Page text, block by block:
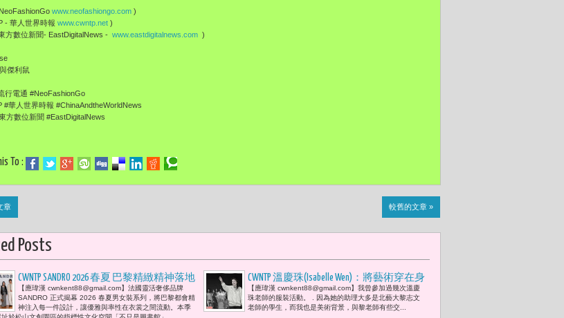
www.neofashiongo.com )
- 華人世界時報 www.cwntp.net )
方數位新聞- EastDigitalNews - www.eastdigitalnews.com )
傑利鼠
行電通 #NeoFashionGo
#華人世界時報 #ChinaAndtheWorldNews
方數位新聞 #EastDigitalNews
To :
章 較舊的文章 »
Posts
CWNTP SANDRO 2026 春夏 巴黎精緻精神落地
台北 婁峻碩與程予希分享書香與時尚共
構法國都會風格
【應瑋漢 cwnkent88@gmail.com】法國靈活奢侈品牌
SANDRO 正式揭幕 2026 春夏男女裝系列，將巴黎都會精
神注入每一件設計，讓優雅與率性在衣裳之間流動。本季
CWNTP 溫慶珠(Isabelle Wen)：將藝術穿在身
上的人。「生命最可貴是要拿得起，放
的下！親愛的，我要和您說一揖謝幕！
【應瑋漢 cwnkent88@gmail.com】我曾參加過幾次溫慶
珠老師的服裝活動。 . 因為她的助理大多是北藝大黎志文
老師的學生，而我也是美術背景，與黎老師有些交...